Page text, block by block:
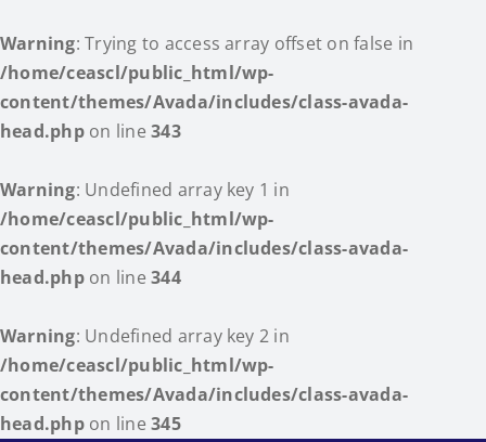
Warning: Trying to access array offset on false in
/home/ceascl/public_html/wp-
content/themes/Avada/includes/class-avada-
head.phpon line343
Warning: Undefined array key 1 in
/home/ceascl/public_html/wp-
content/themes/Avada/includes/class-avada-
head.phpon line344
Warning: Undefined array key 2 in
/home/ceascl/public_html/wp-
content/themes/Avada/includes/class-avada-
head.phpon line345